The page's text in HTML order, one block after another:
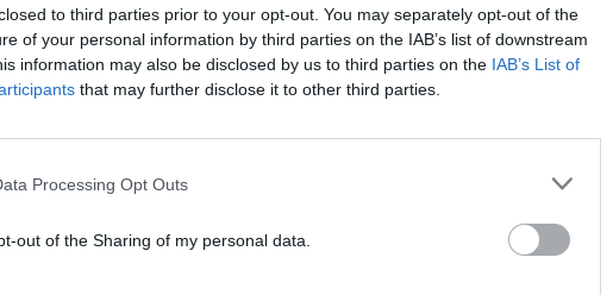
to third parties prior to your opt-out. You may separately opt-out of the
of your personal information by third parties on the IAB’s list of downstream
information may also be disclosed by us to third parties on the IAB’s List of
that may further disclose it to other third parties.
Processing Opt Outs
out of the Sharing of my personal data.
Agenzia
giugno